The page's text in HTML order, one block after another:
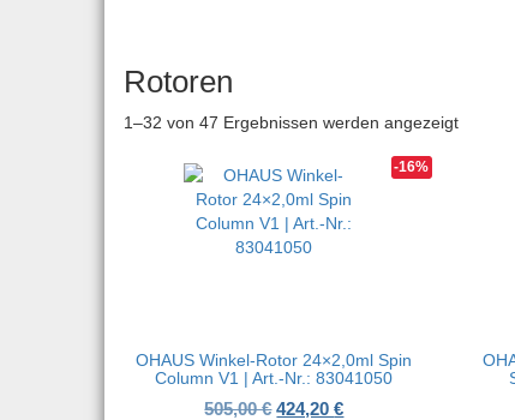
Rotoren
1–32 von 47 Ergebnissen werden angezeigtNach
-16%
OHAUS Winkel-Rotor 24×2,0ml Spin
Column V1 | Art.-Nr.: 83041050
505,00€ Ursprünglicher Preis war:
424,20€Aktueller Preis ist: